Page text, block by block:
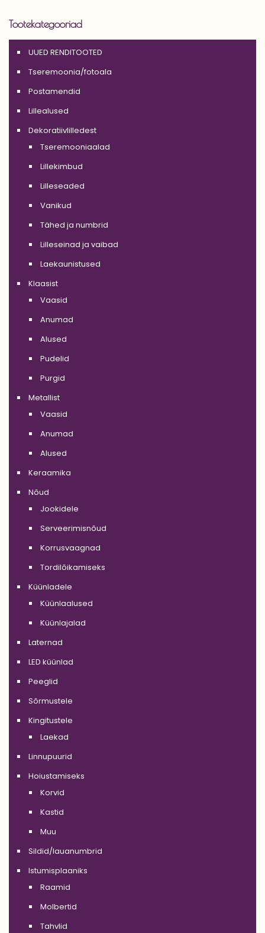
Tootekategooriad
UUED RENDITOOTED
Tseremoonia/fotoala
Postamendid
Lillealused
Dekoratiivlilledest
Tseremooniaalad
Lillekimbud
Lilleseaded
Vanikud
Tähed ja numbrid
Lilleseinad ja vaibad
Laekaunistused
Klaasist
Vaasid
Anumad
Alused
Pudelid
Purgid
Metallist
Vaasid
Anumad
Alused
Keraamika
Nõud
Jookidele
Serveerimisnõud
Korrusvaagnad
Tordilõikamiseks
Küünladele
Küünlaalused
Küünlajalad
Laternad
LED küünlad
Peeglid
Sõrmustele
Kingitustele
Laekad
Linnupuurid
Hoiustamiseks
Korvid
Kastid
Muu
Sildid/lauanumbrid
Istumisplaaniks
Raamid
Molbertid
Tahvlid